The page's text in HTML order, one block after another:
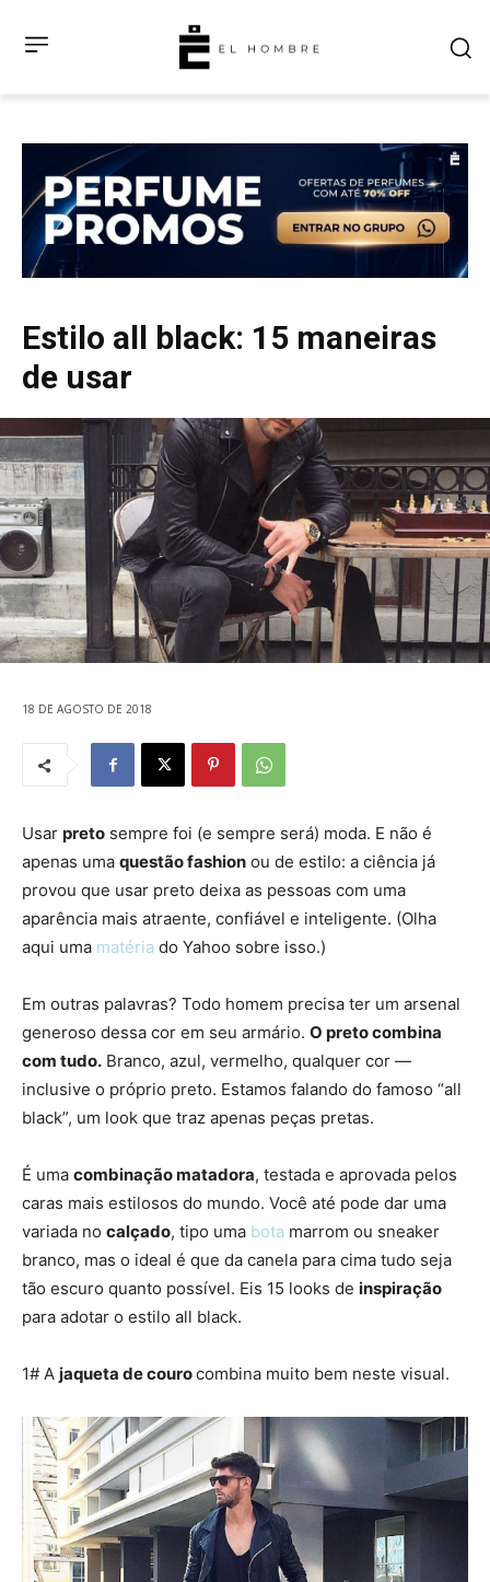
Estilo all black: 15 maneiras
de usar
18 DE AGOSTO DE 2018
Usar preto sempre foi (e sempre será) moda. E não é
apenas uma questão fashion ou de estilo: a ciência já
provou que usar preto deixa as pessoas com uma
aparência mais atraente, confiável e inteligente. (Olha
aqui uma matéria do Yahoo sobre isso.)
Em outras palavras? Todo homem precisa ter um arsenal
generoso dessa cor em seu armário. O preto combina
com tudo. Branco, azul, vermelho, qualquer cor —
inclusive o próprio preto. Estamos falando do famoso “all
black”, um look que traz apenas peças pretas.
É uma combinação matadora, testada e aprovada pelos
caras mais estilosos do mundo. Você até pode dar uma
variada no calçado, tipo uma bota marrom ou sneaker
branco, mas o ideal é que da canela para cima tudo seja
tão escuro quanto possível. Eis 15 looks de inspiração
para adotar o estilo all black.
1# A jaqueta de courocombina muito bem neste visual.